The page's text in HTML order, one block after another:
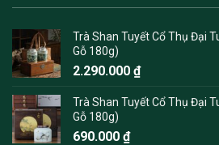
Trà Shan Tuyết Cổ Thụ Đại
Gỗ 180g)
2.290.000 ₫
Trà Shan Tuyết Cổ Thụ Đại
Gỗ 180g)
690.000 ₫